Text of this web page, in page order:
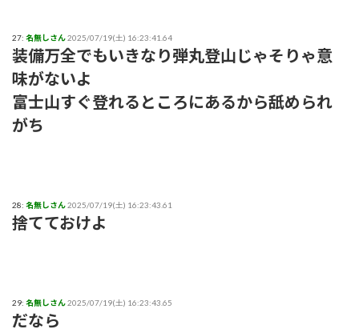
27: 名無しさん2025/07/19(土) 16:23:41.64
装備万全でもいきなり弾丸登山じゃそりゃ意
味がないよ
富士山すぐ登れるところにあるから舐められ
がち
28: 名無しさん2025/07/19(土) 16:23:43.61
捨てておけよ
29: 名無しさん2025/07/19(土) 16:23:43.65
だなら